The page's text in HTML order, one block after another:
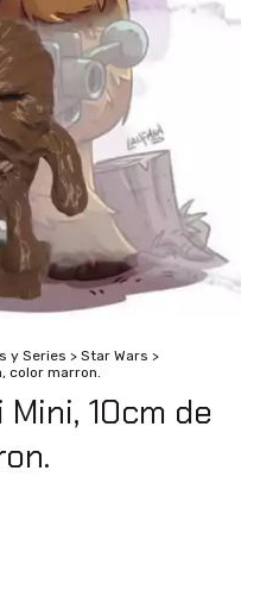
y Series > Star Wars >
color marron.
10cm de